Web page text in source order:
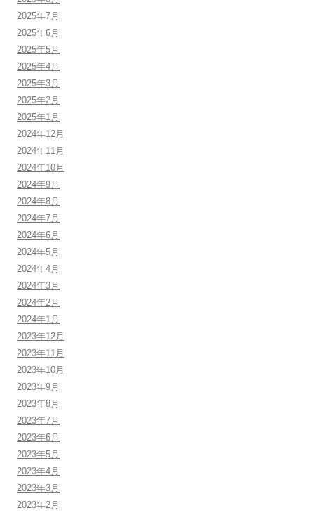
2025年7月
2025年6月
2025年5月
2025年4月
2025年3月
2025年2月
2025年1月
2024年12月
2024年11月
2024年10月
2024年9月
2024年8月
2024年7月
2024年6月
2024年5月
2024年4月
2024年3月
2024年2月
2024年1月
2023年12月
2023年11月
2023年10月
2023年9月
2023年8月
2023年7月
2023年6月
2023年5月
2023年4月
2023年3月
2023年2月